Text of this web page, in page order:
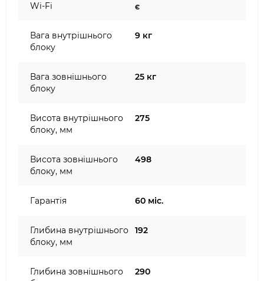
Wi-Fi є
Вага внутрішнього
блоку
9 кг
Вага зовнішнього
блоку
25 кг
Висота внутрішнього
блоку, мм
275
Висота зовнішнього
блоку, мм
498
Гарантія 60 міс.
Глибина внутрішнього
блоку, мм
192
Глибина зовнішнього
290